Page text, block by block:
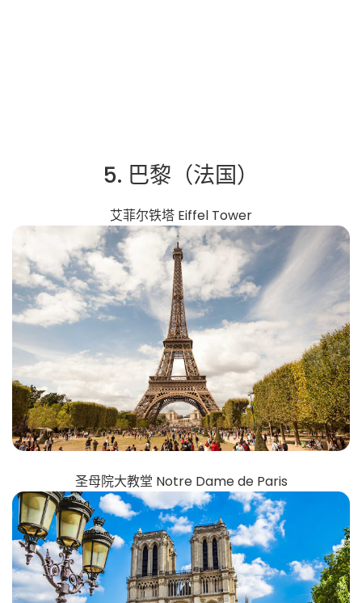
5. 巴黎（法国）
艾菲尔铁塔 Eiffel Tower
圣母院大教堂 Notre Dame de Paris